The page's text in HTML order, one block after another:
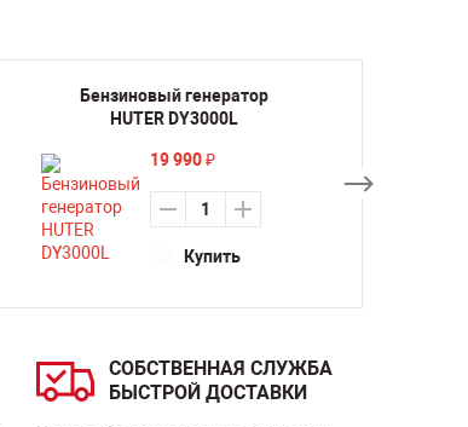
Бензиновый генератор
HUTER DY3000L
19 990 ₽
Купить
СОБСТВЕННАЯ СЛУЖБА
БЫСТРОЙ ДОСТАВКИ